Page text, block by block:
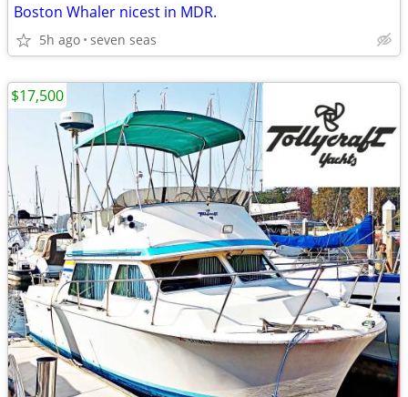
Boston Whaler nicest in MDR.
5h ago seven seas
$17,500